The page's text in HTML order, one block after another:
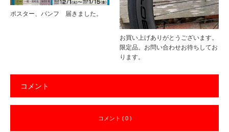
ポスター、パンフ 届きました。
お買い上げありがとうございます。
限定品。お問い合わせお待ちしてお
ります。
コメント
コメント ( 0 )